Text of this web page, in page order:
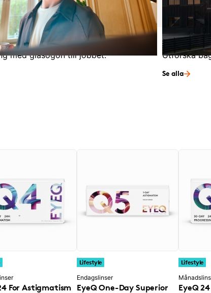
på jobbet
med glasögon till jobbet.
Utforska
Se alla
For Astigmatism
Lifestyle
Endagslinser
EyeQ One-Day Superior
Lifestyle
EyeQ